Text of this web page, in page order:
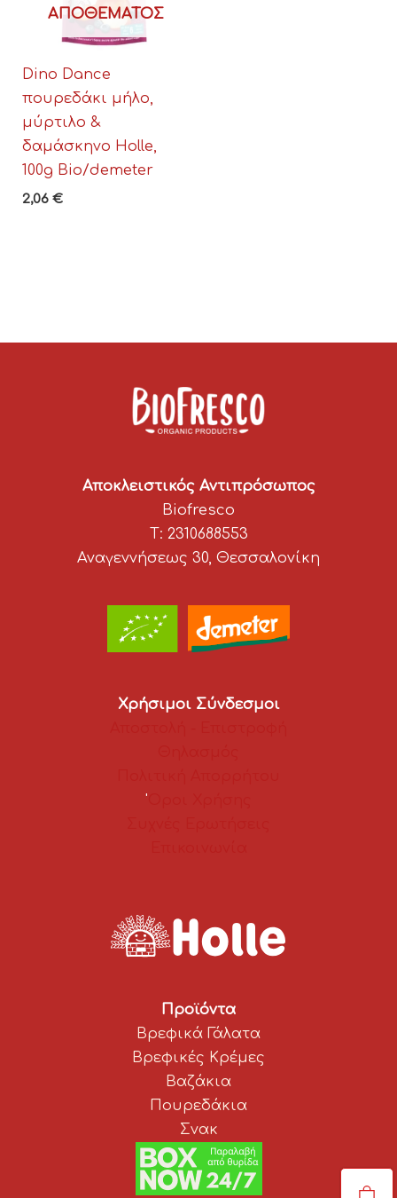
ΑΠΟΘΈΜΑΤΟΣ
Dino Dance
πουρεδάκι μήλο,
μύρτιλο &
δαμάσκηνο Holle,
100g Bio/demeter
2,06€
Αποκλειστικός Αντιπρόσωπος
Biofresco
T: 2310688553
Αναγεννήσεως 30, Θεσσαλονίκη
Χρήσιμοι Σύνδεσμοι
'
Προϊόντα
Βρεφικά Γάλατα
Βρεφικές Κρέμες
Βαζάκια
Πουρεδάκια
Σνακ